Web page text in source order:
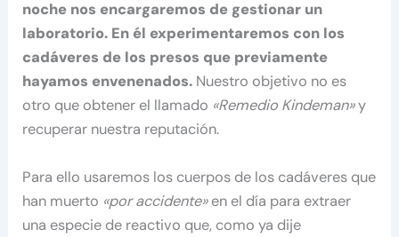
noche nos encargaremos de gestionar un
laboratorio. En él experimentaremos con los
cadáveres de los presos que previamente
hayamos envenenados. Nuestro objetivo no es
otro que obtener el llamado «Remedio Kindeman»y
recuperar nuestra reputación.
Para ello usaremos los cuerpos de los cadáveres que
han muerto «por accidente»en el día para extraer
una especie de reactivo que, como ya dije